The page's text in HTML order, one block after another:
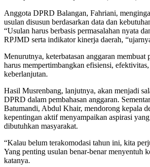
Anggota DPRD Balangan, Fahriani,
usulan disusun berdasarkan data dan
“Usulan harus berbasis permasalahan nyata
RPJMD serta indikator kinerja daerah,
Menurutnya, keterbatasan anggaran membuat
harus mempertimbangkan efisiensi,
keberlanjutan.
Hasil Musrenbang, lanjutnya, akan menjadi
DPRD dalam pembahasan anggaran.
Batumandi, Abdul Khair, mendorong kepala
kepentingan aktif menyampaikan aspirasi
dibutuhkan masyarakat.
“Kalau belum terakomodasi tahun ini, kita
Yang penting usulan benar-benar menyentuh
katanya.